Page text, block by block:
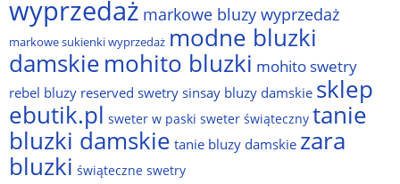
wyprzedaż markowe bluzy wyprzedaż
markowe sukienki wyprzedaż modne bluzki
damskiemohito bluzki mohito swetry
rebel bluzy reserved swetrysinsay bluzy damskie sklep
ebutik.pl sweter w paski sweter świąteczny tanie
bluzki damskie tanie bluzy damskie zara
bluzki świąteczne swetry